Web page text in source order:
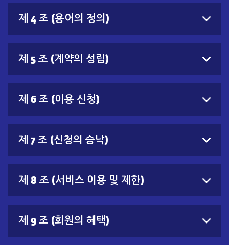
제 4 조 (용어의 정의)
제 5 조 (계약의 성립)
제 6 조 (이용 신청)
제 7 조 (신청의 승낙)
제 8 조 (서비스 이용 및 제한)
제 9 조 (회원의 혜택)